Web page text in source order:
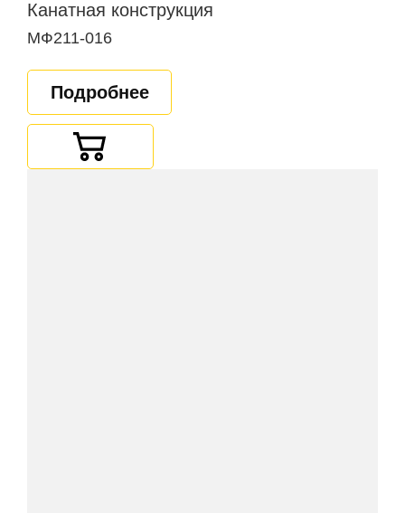
Канатная конструкция
МФ211-016
Подробнее